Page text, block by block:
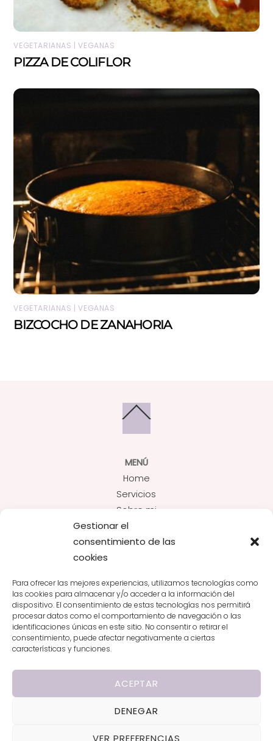
Gestionar el
consentimiento de las
cookies
Para ofrecer las mejores experiencias, utilizamos tecnologías como
las cookies para almacenar y/o acceder a la información del
dispositivo. El consentimiento de estas tecnologías nos permitirá
procesar datos como el comportamiento de navegación o las
identificaciones únicas en este sitio. No consentir o retirar el
consentimiento, puede afectar negativamente a ciertas
características y funciones.
ACEPTAR
DENEGAR
VER PREFERENCIAS
VEGETARIANAS | VEGANAS
PIZZA DE COLIFLOR
VEGETARIANAS | VEGANAS
BIZCOCHO DE ZANAHORIA
To
MENÚ
Home
Servicios
Sobre mi
Recetas
Contacto
Embarazo y Postparto
Patologías
Consulta online
Pérdida de grasa
Nutrición deportiva
Mas Info
Política de privacidad